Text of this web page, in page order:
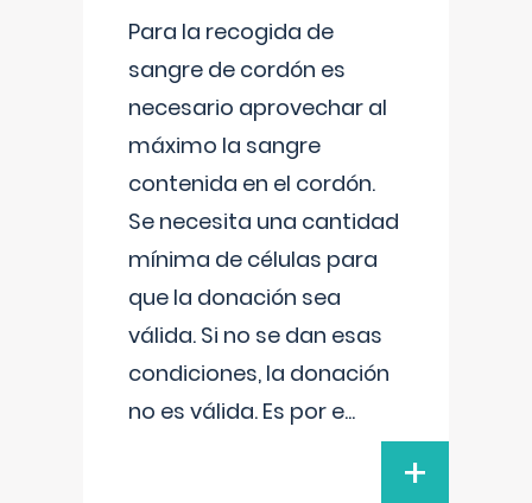
Para la recogida de
sangre de cordón es
necesario aprovechar al
máximo la sangre
contenida en el cordón.
Se necesita una cantidad
mínima de células para
que la donación sea
válida. Si no se dan esas
condiciones, la donación
no es válida. Es por e...
+